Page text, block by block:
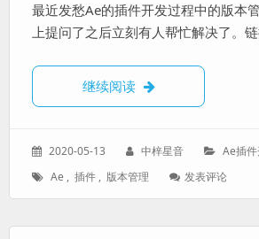
最近发愁Ae的插件开发过程中的版本
上提问了之后立刻有人帮忙解决了。
继续阅读 开发并管理Ae插件
发
于：
2020-05-13
作
中梓星音
分
Ae插
标
Ae , 插件 , 版本管理 发表评论: 开
管